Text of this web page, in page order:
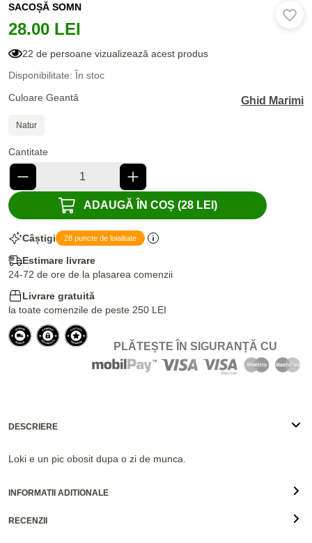
SACOȘĂ SOMN
28.00 LEI
22 de persoane vizualizează acest produs
Disponibilitate: În stoc
Culoare Geantă
Ghid Marimi
Natur
Cantitate
ADAUGĂ ÎN COȘ (28 LEI)
Câștigi 28 puncte de loialitate
Estimare livrare
24-72 de ore de la plasarea comenzii
Livrare gratuită
la toate comenzile de peste 250 LEI
PLĂTEȘTE ÎN SIGURANȚĂ CU
DESCRIERE
Loki e un pic obosit dupa o zi de munca.
INFORMATII ADITIONALE
RECENZII